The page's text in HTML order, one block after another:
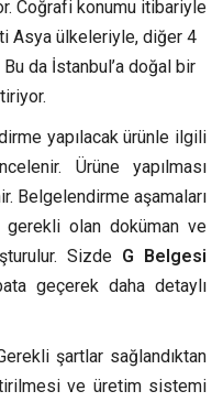
Coğrafi konumu itibariyle
Asya ülkeleriyle, diğer 4
da İstanbul’a doğal bir
yapılacak ürünle ilgili
Ürüne yapılması
Belgelendirme aşamaları
gerekli olan doküman ve
Sizde G Belgesi
geçerek daha detaylı
şartlar sağlandıktan
ve üretim sistemi